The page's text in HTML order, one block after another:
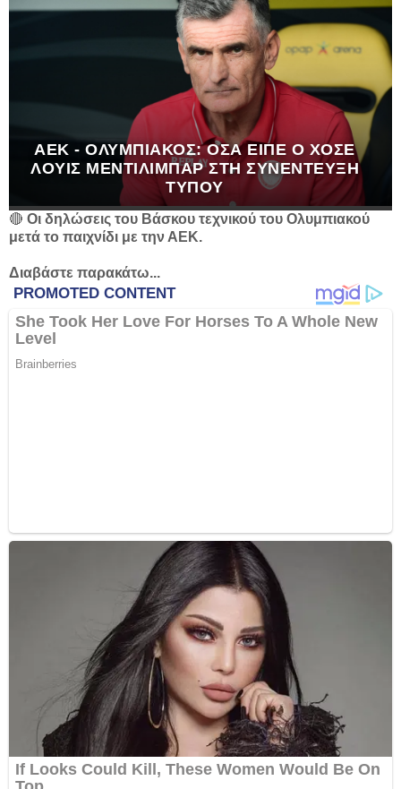
ΑΕΚ - ΟΛΥΜΠΙΑΚΌΣ: ΌΣΑ ΕΊΠΕ Ο ΧΟΣΈ
ΛΟΥΊΣ ΜΕΝΤΙΛΊΜΠΑΡ ΣΤΗ ΣΥΝΈΝΤΕΥΞΗ
ΤΎΠΟΥ
🔴 Οι δηλώσεις του Βάσκου τεχνικού του Ολυμπιακού
μετά το παιχνίδι με την ΑΕΚ.
Διαβάστε παρακάτω...